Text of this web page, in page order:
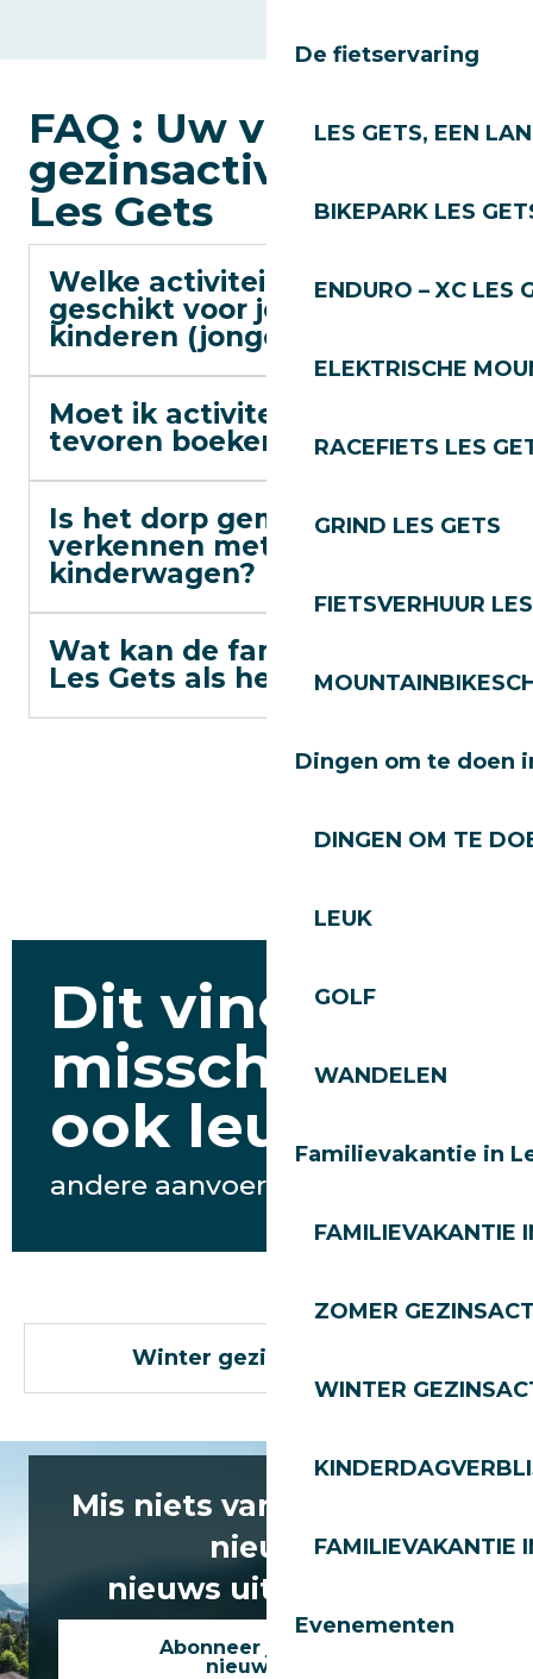
De fietservaring
LES GETS, EEN
BIKEPARK LES
ENDURO – XC LES
ELEKTRISCHE
RACEFIETS LES
GRIND LES GETS
FIETSVERHUUR
Dingen om te doen
DINGEN OM TE
LEUK
GOLF
WANDELEN
Familievakantie in
FAMILIEVAKANTIE
ZOMER
WINTER
FAMILIEVAKANTIE
Evenementen
FAQ : Uw vragen over
gezinsactiviteiten in
Les Gets
Welke activiteiten zijn
geschikt voor jonge
kinderen (jonger dan 6)?
Moet ik activiteiten van
tevoren boeken?
Is het dorp gemakkelijk te
verkennen met een
kinderwagen?
Wat kan de familie doen in
Les Gets als het regent?
Dit vind je
misschien
ook leuk
andere aanvoer
Winter gezinsactiviteiten
Mis niets van het laatste
nieuws
nieuws uit Les Gets!
Abonneer je op onze
nieuwsbrief